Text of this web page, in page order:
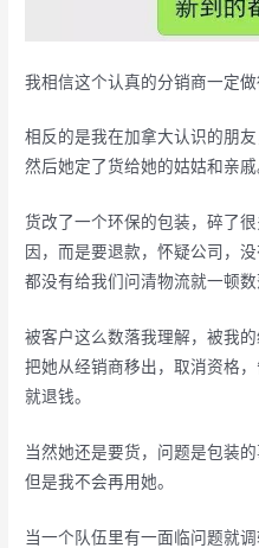
我相信这个认真的分销商一定做
相反的是我在加拿大认识的朋
然后她定了货给她的姑姑和亲戚
货改了一个环保的包装，碎了
因，而是要退款，怀疑公司，
都没有给我们问清物流就一顿数
被客户这么数落我理解，被我
把她从经销商移出，取消资格
就退钱。
当然她还是要货，问题是包装
但是我不会再用她。
当一个队伍里有一面临问题就